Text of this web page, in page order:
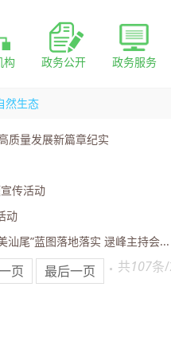
构 政务公开 政务服务
然生态
质量发展新篇章纪实
传活动
动
汕尾”蓝图落地落实 逯峰主持会...
页 最后一页 共107条